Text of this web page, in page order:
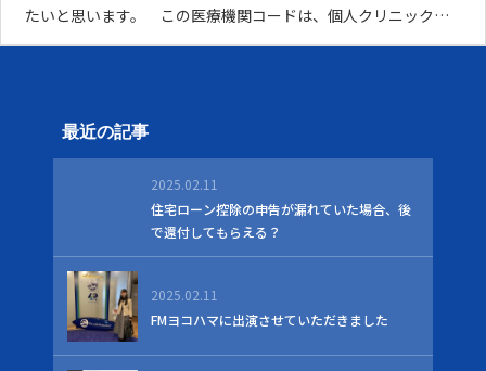
たいと思います。 この医療機関コードは、個人クリニックで
も、法人の医療機関でも、厚生局から保険医療機関の指定を受
最近の記事
2025.02.11
住宅ローン控除の申告が漏れていた場合、後
で還付してもらえる？
2025.02.11
FMヨコハマに出演させていただきました